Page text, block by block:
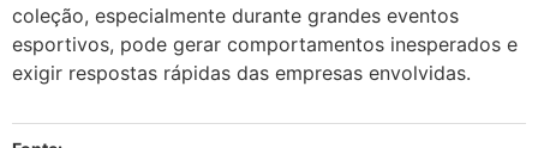
coleção, especialmente durante grandes eventos
esportivos, pode gerar comportamentos inesperados e
exigir respostas rápidas das empresas envolvidas.